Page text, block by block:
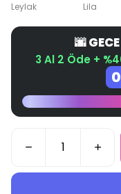
Leylak Lila
🌆
3 Al 2 Öde +